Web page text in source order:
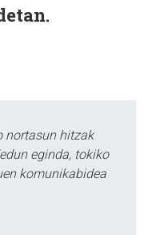
nortasun hitzak
eginda, tokiko
komunikabidea